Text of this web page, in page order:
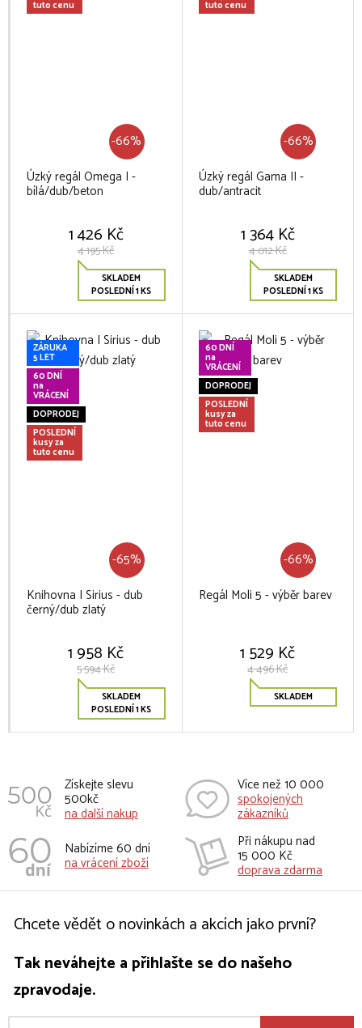
tuto cenu
-66%
Úzký regál Omega I -
bílá/dub/beton
1 426 Kč
4 195 Kč
SKLADEM
POSLEDNÍ 1 KS
tuto cenu
-66%
Úzký regál Gama II -
dub/antracit
1 364 Kč
4 012 Kč
SKLADEM
POSLEDNÍ 1 KS
ZÁRUKA
5 LET
60 DNÍ
na
VRÁCENÍ
DOPRODEJ
POSLEDNÍ
kusy za
tuto cenu
-65%
Knihovna I Sirius - dub
černý/dub zlatý
1 958 Kč
5 594 Kč
SKLADEM
POSLEDNÍ 1 KS
60 DNÍ
na
VRÁCENÍ
DOPRODEJ
POSLEDNÍ
kusy za
tuto cenu
-66%
Regál Moli 5 - výběr barev
1 529 Kč
4 496 Kč
SKLADEM
Získejte slevu
500kč
na další nakup
Více než 10 000
spokojených
zákazníků
Nabízíme 60 dní
na vrácení zboží
Při nákupu nad
15 000 Kč
doprava zdarma
Chcete vědět o novinkách a akcích jako první?
Tak neváhejte a přihlašte se do našeho
zpravodaje.